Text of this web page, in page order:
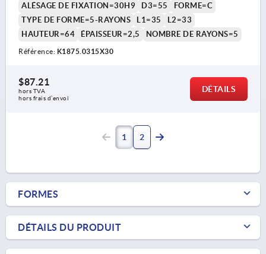
ALÉSAGE DE FIXATION=30H9
D3=55
FORME=C
TYPE DE FORME=5-RAYONS
L1=35
L2=33
HAUTEUR=64
ÉPAISSEUR=2,5 NOMBRE DE RAYONS=5
Référence: K1875.0315X30
$87.21
hors TVA
hors frais d’envoi
DÉTAILS
1 2
FORMES
DÉTAILS DU PRODUIT